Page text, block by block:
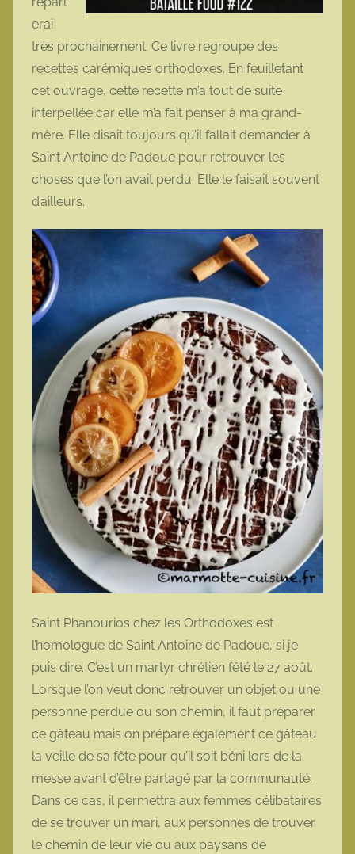
erai
très prochainement. Ce livre regroupe des
recettes carémiques orthodoxes. En feuilletant
cet ouvrage, cette recette m’a tout de suite
interpellée car elle m’a fait penser à ma grand-
mère. Elle disait toujours qu’il fallait demander à
Saint Antoine de Padoue pour retrouver les
choses que l’on avait perdu. Elle le faisait souvent
d’ailleurs.
Saint Phanourios chez les Orthodoxes est
l’homologue de Saint Antoine de Padoue, si je
puis dire. C’est un martyr chrétien fêté le 27 août.
Lorsque l’on veut donc retrouver un objet ou une
personne perdue ou son chemin, il faut préparer
ce gâteau mais on prépare également ce gâteau
la veille de sa fête pour qu’il soit béni lors de la
messe avant d’être partagé par la communauté.
Dans ce cas, il permettra aux femmes célibataires
de se trouver un mari, aux personnes de trouver
le chemin de leur vie ou aux paysans de